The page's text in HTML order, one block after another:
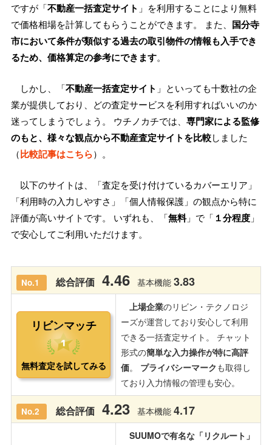
ですが「不動産一括査定サイト 」を利用することにより無料
で価格相場を計算してもらうことができます。 また、 国分寺
市において条件が類似する過去の取引物件の情報も入手でき
るため、価格算定の参考にできます。
しかし、「不動産一括査定サイト 」といっても十数社の企
業が提供しており、どの査定サービスを利用すればいいのか
迷ってしまうでしょう。 ウチノカチでは、 専門家による監修
のもと、様々な観点から不動産査定サイトを比較しました
（比較記事はこちら）。
以下のサイトは、「査定を受け付けているカバーエリア」
「利用時の入力しやすさ」「個人情報保護」の観点から特に
評価が高いサイトです。 いずれも、「無料」で「 １分程度 」
で安心してご利用いただけます。